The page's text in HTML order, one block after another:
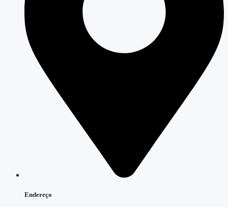
Endereço